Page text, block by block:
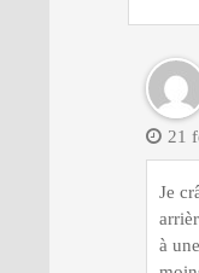
21
Je
à